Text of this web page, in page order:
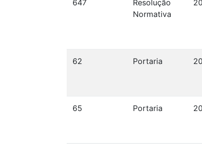
647
Resolução
Normativa
62 Portaria
65 Portaria